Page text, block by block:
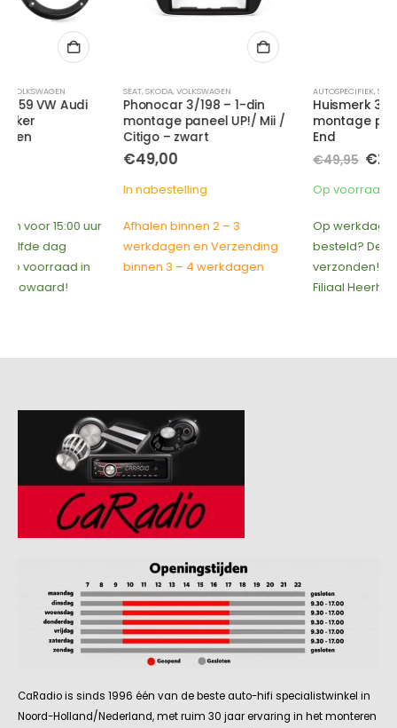
SEAT,SKODA VOLKSWAGEN
Phonocar 3/198 – 1-din
montage paneel UP!/ Mii /
Citigo – zwart
Afhalen binnen 2 – 3
werkdagen en Verzending
binnen 3 – 4 werkdagen
AUTOSPECIFIEK SKODA,VOLKSWAGEN
Huismerk 3/294 2din
montage paneel VW – High
End
Oorspronkelijke
€49,95.
25,00Huidige
prijs
is:
€25,00.
Op werkdagen voor 15:00 uur
besteld? Dezelfde dag
verzonden! Op voorraad in
Filiaal Heerhugowaard!
CaRadio is sinds 1996 één van de beste auto-hifi specialistwinkel in
Noord-Holland/Nederland, met ruim 30 jaar ervaring in het monteren